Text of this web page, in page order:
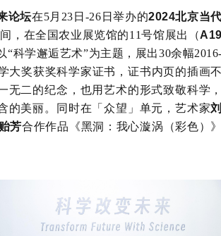
论坛在5月23日-26日举办的2024北京当
，在全国农业展览馆的11号馆展出（
“科学邂逅艺术”为主题，展出30余幅
大奖获奖科学家证书，证书内页的插画
无二的纪念，也用艺术的形式致敬科学
的美丽。同时在「众望」单元，艺术家
芳合作作品《黑洞：我心漩涡（彩色）